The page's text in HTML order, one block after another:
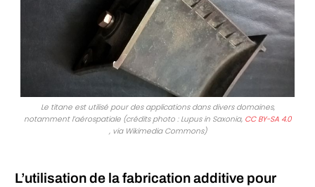
Le titane est utilisé pour des applications dans divers domaines,
notamment l’aérospatiale (crédits photo : Lupus in Saxonia, CC BY-SA 4.0
, via Wikimedia Commons)
L’utilisation de la fabrication additive pour